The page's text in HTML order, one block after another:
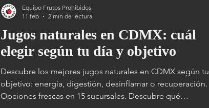
Jugos naturales en CDMX: cuál
elegir según tu día y objetivo
Descubre los mejores jugos naturales en CDMX según tu
objetivo: energía, digestión, desinflamar o recuperación.
Opciones frescas en 15 sucursales. Descubre qué
Equipo Frutos Prohibidos
11 feb
2 min de lectura